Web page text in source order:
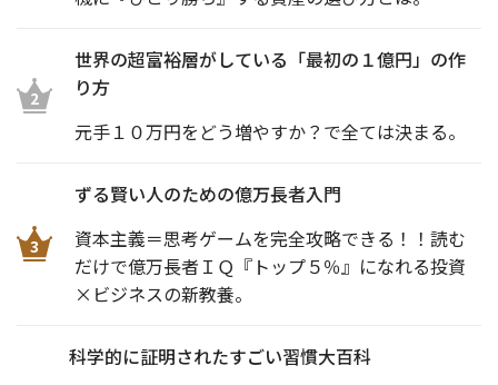
2
世界の超富裕層がしている「最初の１億円」の作
り方
元手１０万円をどう増やすか？で全ては決まる。
3
ずる賢い人のための億万長者入門
資本主義＝思考ゲームを完全攻略できる！！読む
だけで億万長者ＩＱ『トップ５％』になれる投資
×ビジネスの新教養。
科学的に証明されたすごい習慣大百科